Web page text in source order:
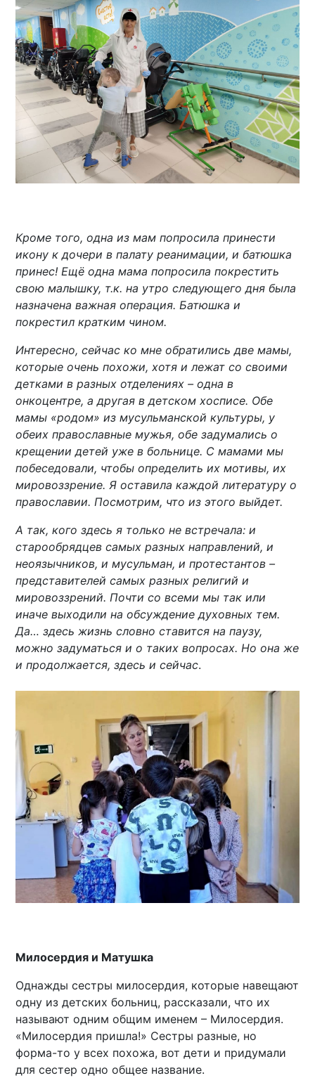
Кроме того, одна из мам попросила принести
икону к дочери в палату реанимации, и батюшка
принес! Ещё одна мама попросила покрестить
свою малышку, т.к. на утро следующего дня была
назначена важная операция. Батюшка и
покрестил кратким чином.
Интересно, сейчас ко мне обратились две мамы,
которые очень похожи, хотя и лежат со своими
детками в разных отделениях – одна в
онкоцентре, а другая в детском хосписе. Обе
мамы «родом» из мусульманской культуры, у
обеих православные мужья, обе задумались о
крещении детей уже в больнице. С мамами мы
побеседовали, чтобы определить их мотивы, их
мировоззрение. Я оставила каждой литературу о
православии. Посмотрим, что из этого выйдет.
А так, кого здесь я только не встречала: и
старообрядцев самых разных направлений, и
неоязычников, и мусульман, и протестантов –
представителей самых разных религий и
мировоззрений. Почти со всеми мы так или
иначе выходили на обсуждение духовных тем.
Да… здесь жизнь словно ставится на паузу,
можно задуматься и о таких вопросах. Но она же
и продолжается, здесь и сейчас.
Милосердия и Матушка
Однажды сестры милосердия, которые навещают
одну из детских больниц, рассказали, что их
называют одним общим именем – Милосердия.
«Милосердия пришла!» Сестры разные, но
форма-то у всех похожа, вот дети и придумали
для сестер одно общее название.